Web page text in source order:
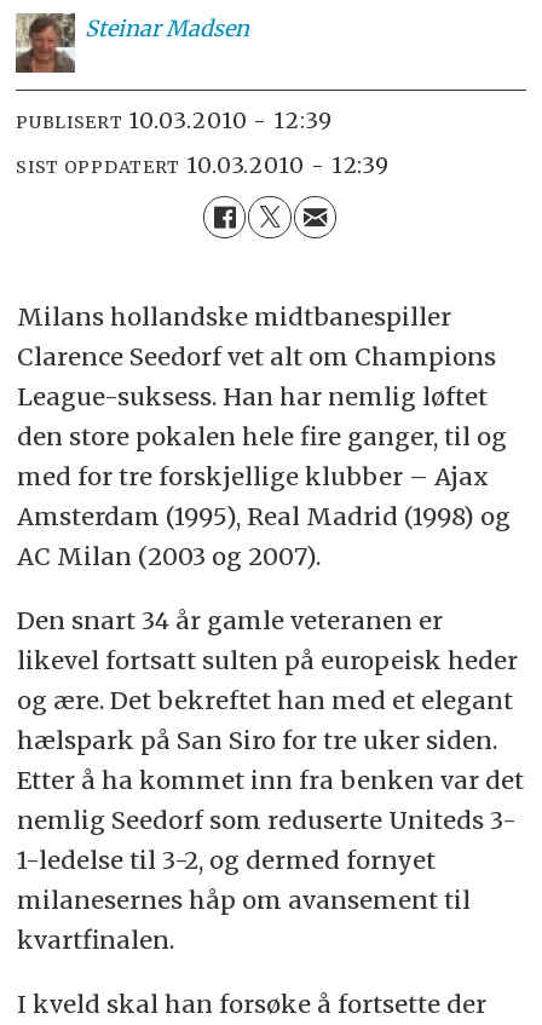
SteinarMadsen
PUBLISERT 10.03.2010 - 12:39
SIST OPPDATERT 10.03.2010 - 12:39
Milans hollandske midtbanespiller
Clarence Seedorf vet alt om Champions
League-suksess. Han har nemlig løftet
den store pokalen hele fire ganger, til og
med for tre forskjellige klubber – Ajax
Amsterdam (1995), Real Madrid (1998) og
AC Milan (2003 og 2007).
Den snart 34 år gamle veteranen er
likevel fortsatt sulten på europeisk heder
og ære. Det bekreftet han med et elegant
hælspark på San Siro for tre uker siden.
Etter å ha kommet inn fra benken var det
nemlig Seedorf som reduserte Uniteds 3-
1-ledelse til 3-2, og dermed fornyet
milanesernes håp om avansement til
kvartfinalen.
I kveld skal han forsøke å fortsette der